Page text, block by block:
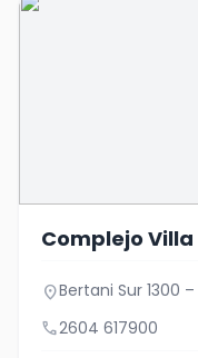
Complejo
location_onBertani Sur 1300
call2604 617900